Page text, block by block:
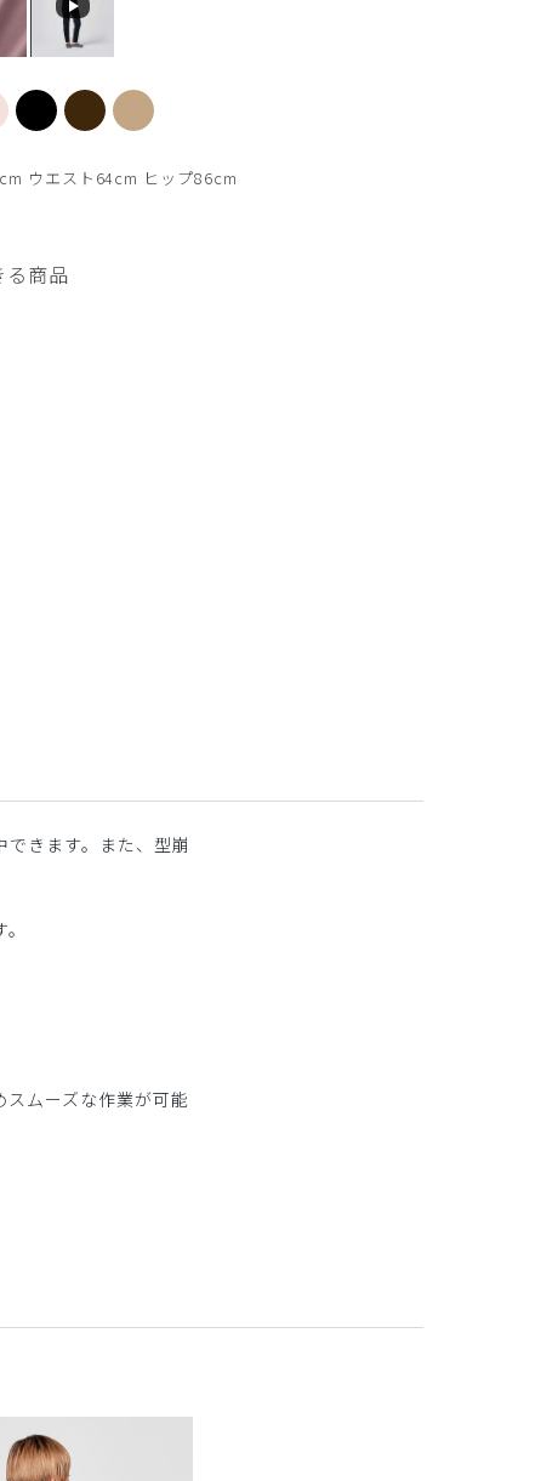
ズ 着用パンツ L62
ウエスト64cm ヒップ86cm
る商品
きます。また、型崩
ムーズな作業が可能